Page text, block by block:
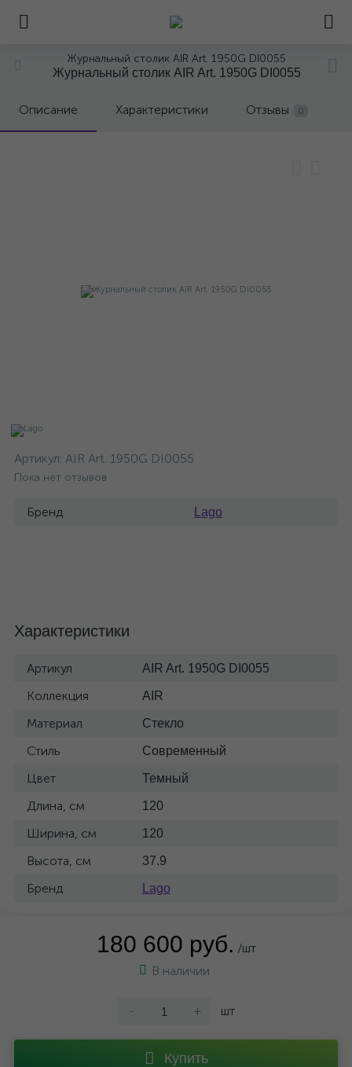
Журнальный столик AIR Art. 1950G DI0055
Журнальный столик AIR Art. 1950G DI0055
Описание Характеристики Отзывы 0
Артикул: AIR Art. 1950G DI0055
Пока нет отзывов
Бренд Lago
Характеристики
Артикул AIR Art. 1950G DI0055
Коллекция AIR
Материал Стекло
Стиль Современный
Цвет Темный
Длина, см 120
Ширина, см 120
Высота, см 37.9
Бренд Lago
180 600 руб. /шт
В наличии
- + шт
Купить